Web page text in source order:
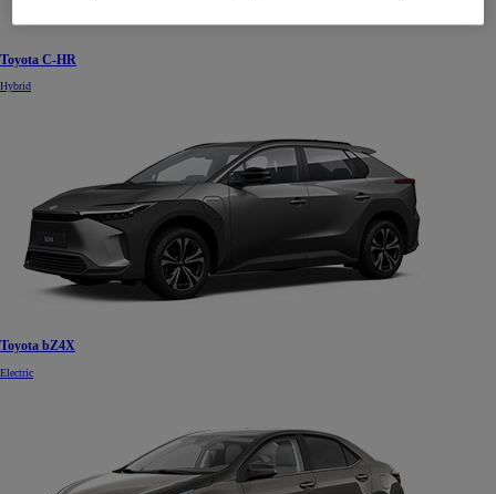
Toyota C-HR
Hybrid
Toyota bZ4X
Electric